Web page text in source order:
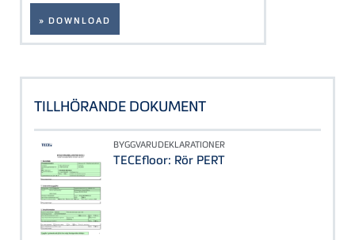
» DOWNLOAD
TILLHÖRANDE DOKUMENT
BYGGVARUDEKLARATIONER
TECEfloor: Rör PERT